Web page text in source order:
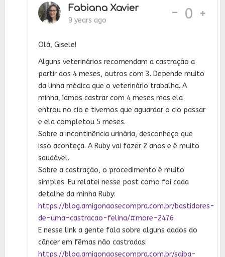
Fabiana Xavier
9 years ago - 0
Olá, Gisele!
Alguns veterinários recomendam a castração a
partir dos 4 meses, outros com 3. Depende muito
da linha médica que o veterinário trabalha. A
minha, íamos castrar com 4 meses mas ela
entrou no cio e tivemos que aguardar o cio passar
e ela completou 5 meses.
Sobre a incontinência urinária, desconheço que
isso aconteça. A Ruby vai fazer 2 anos e é muito
saudável.
Sobre a castração, o procedimento é muito
simples. Eu relatei nesse post como foi cada
detalhe da minha Ruby:
https://blog.amigonaosecompra.com.br/bastidores-
de-uma-castracao-felina/#more-2476
E nesse link a gente fala sobre alguns dados do
câncer em fêmas não castradas:
https://blog.amigonaosecompra.com.br/saiba-